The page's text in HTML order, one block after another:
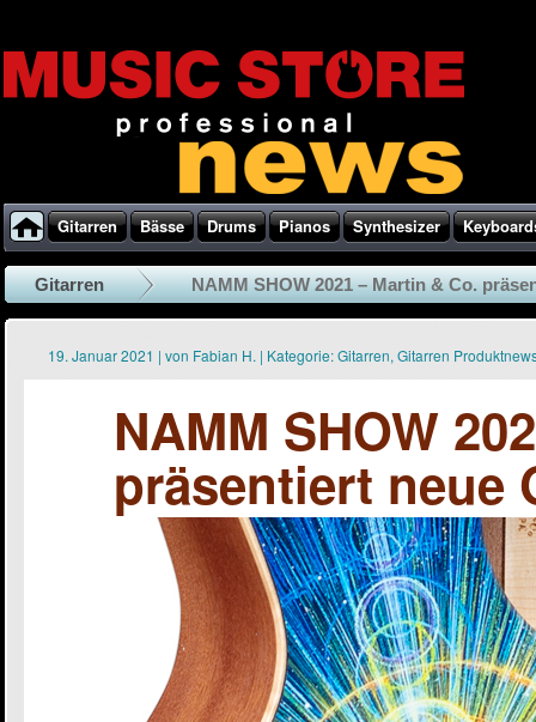
Gitarren Bässe Drums Pianos Synthesizer
Gitarren NAMM SHOW 2021 – Martin & Co.
19. Januar 2021 | von Fabian H. | Kategorie:Gitarren, Gitarren
NAMM SHOW
präsentiert neue